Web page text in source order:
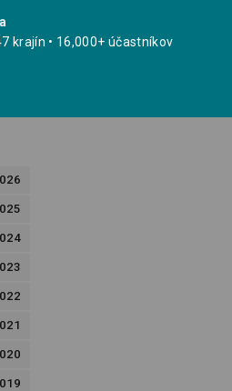
krajín • 16,000+ účastníkov